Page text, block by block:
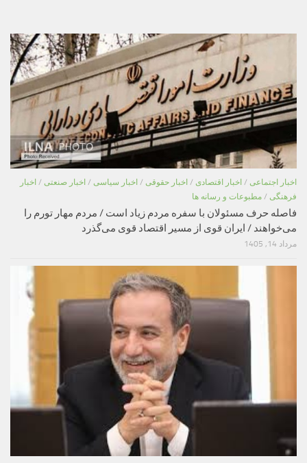
اخبار اجتماعی / اخبار اقتصادی / اخبار حقوقی / اخبار سیاسی / اخبار صنعتی / اخبار
فرهنگی / مطبوعات و رسانه ها
فاصله حرف مسئولان با سفره مردم زیاد است / مردم مهار تورم را
می‌خواهند / ایران قوی از مسیر اقتصاد قوی می‌گذرد
مرداد 14, 1405